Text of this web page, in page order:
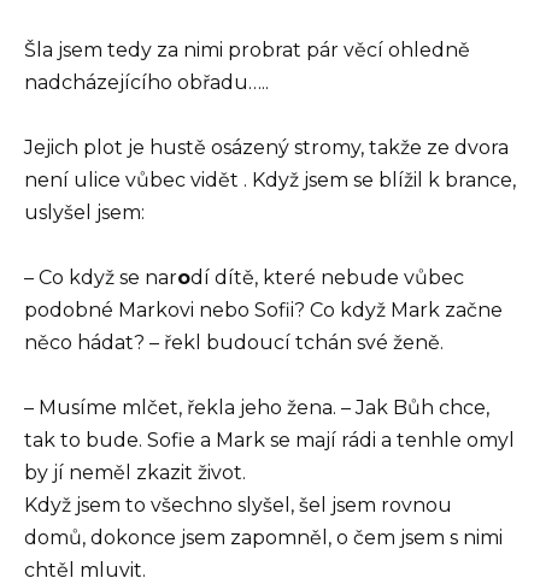
Šla jsem tedy za nimi probrat pár věcí ohledně
nadcházejícího obřadu…..
Jejich plot je hustě osázený stromy, takže ze dvora
není ulice vůbec vidět . Když jsem se blížil k brance,
uslyšel jsem:
– Co když se narodí dítě, které nebude vůbec
podobné Markovi nebo Sofii? Co když Mark začne
něco hádat? – řekl budoucí tchán své ženě.
– Musíme mlčet, řekla jeho žena. – Jak Bůh chce,
tak to bude. Sofie a Mark se mají rádi a tenhle omyl
by jí neměl zkazit život.
Když jsem to všechno slyšel, šel jsem rovnou
domů, dokonce jsem zapomněl, o čem jsem s nimi
chtěl mluvit.